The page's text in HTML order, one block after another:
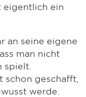
eigentlich ein
an seine eigene
man nicht
spielt.
schon geschafft,
werde.